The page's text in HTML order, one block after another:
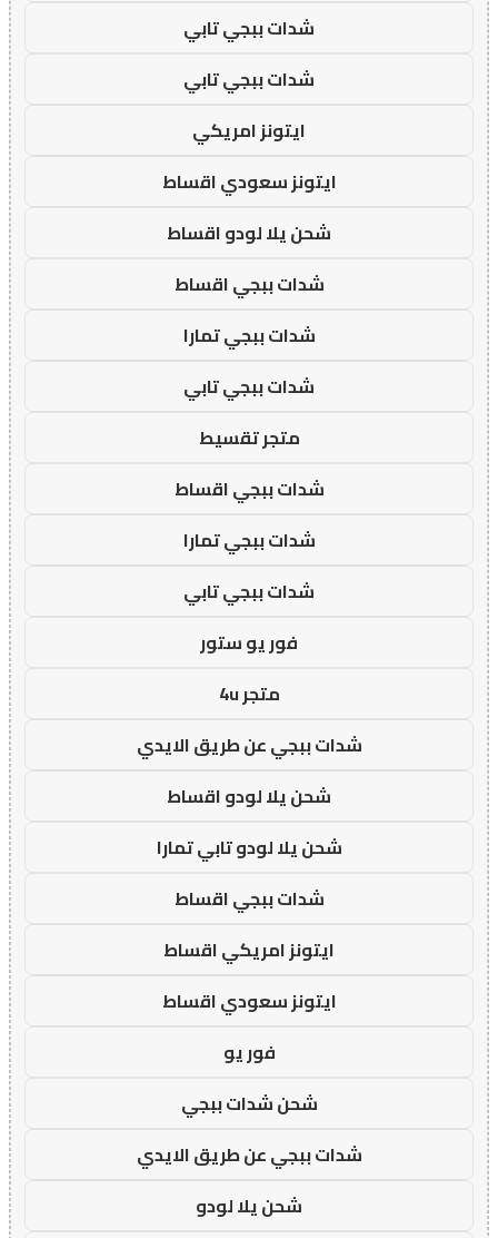
شدات ببجي تابي
شدات ببجي تابي
ايتونز امريكي
ايتونز سعودي اقساط
شحن يلا لودو اقساط
شدات ببجي اقساط
شدات ببجي تمارا
شدات ببجي تابي
متجر تقسيط
شدات ببجي اقساط
شدات ببجي تمارا
شدات ببجي تابي
فور يو ستور
متجر 4u
شدات ببجي عن طريق الايدي
شحن يلا لودو اقساط
شحن يلا لودو تابي تمارا
شدات ببجي اقساط
ايتونز امريكي اقساط
ايتونز سعودي اقساط
فور يو
شحن شدات ببجي
شدات ببجي عن طريق الايدي
شحن يلا لودو